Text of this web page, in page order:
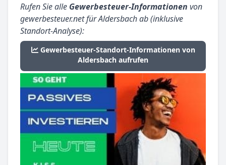
Rufen Sie alle Gewerbesteuer-Informationen von
gewerbesteuer.net für Aldersbach ab (inklusive
Standort-Analyse):
Gewerbesteuer-Standort-Informationen von
Aldersbach aufrufen